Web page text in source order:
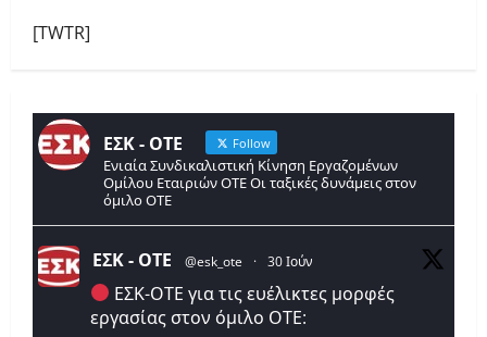
[TWTR]
ΕΣΚ - ΟΤΕ Follow
Ενιαία Συνδικαλιστική Κίνηση Εργαζομένων
Ομίλου Εταιριών ΟΤΕ Οι ταξικές δυνάμεις στον
όμιλο ΟΤΕ
ΕΣΚ - ΟΤΕ @esk_ote · 30 Ιούν
ΕΣΚ-ΟΤΕ για τις ευέλικτες μορφές
εργασίας στον όμιλο ΟΤΕ: